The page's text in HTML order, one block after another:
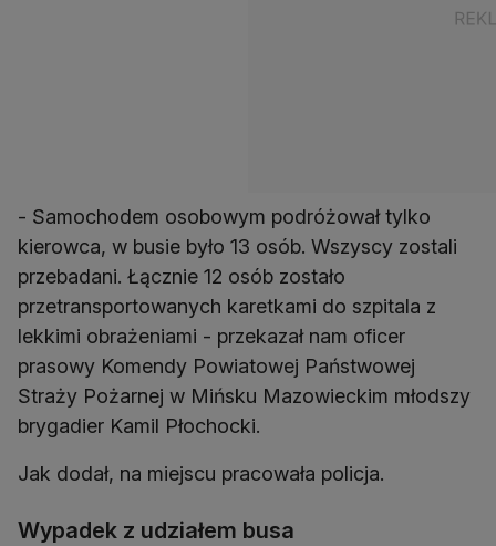
- Samochodem osobowym podróżował tylko
kierowca, w busie było 13 osób. Wszyscy zostali
przebadani. Łącznie 12 osób zostało
przetransportowanych karetkami do szpitala z
lekkimi obrażeniami - przekazał nam oficer
prasowy Komendy Powiatowej Państwowej
Straży Pożarnej w Mińsku Mazowieckim młodszy
brygadier Kamil Płochocki.
Jak dodał, na miejscu pracowała policja.
Wypadek z udziałem busa